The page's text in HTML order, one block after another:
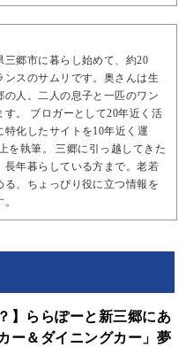
三郷市に暮らし始めて、約20
ンスのサムリです。奥さんは生
の人。二人の息子と一匹のワン
す。 ブロガーとして20年近く活
特化したサイトを10年近く運
を執筆。 三郷に引っ越してきた
長年暮らしている方まで。老若
る、ちょっぴり役に立つ情報を
】ららぽーと新三郷にあ
ー＆ダイニングカー」夢